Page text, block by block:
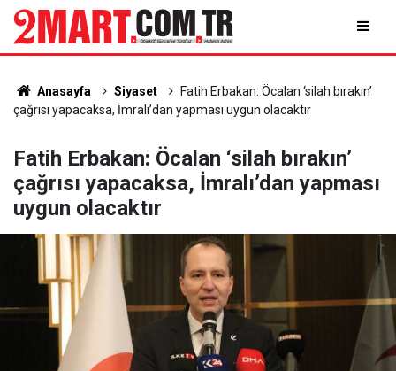
Anasayfa Siyaset
Fatih Erbakan: Öcalan ‘silah bırakın’
çağrısı yapacaksa, İmralı’dan yapması uygun olacaktır
Fatih Erbakan: Öcalan ‘silah bırakın’
çağrısı yapacaksa, İmralı’dan yapması
uygun olacaktır